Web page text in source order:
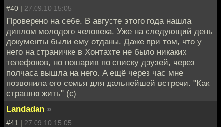
#40 | 27.09.10 15:05
Проверено на себе. В августе этого года нашла
диплом молодого человека. Уже на следующий день
документы были ему отданы. Даже при том, что у
него на страничке в Хонтахте не было никаких
телефонов, но пошарив по списку друзей, через
полчаса вышла на него. А ещё через час мне
позвонила его семья для дальнейшей встречи. "Как
страшно жить" (с)
Landadan »
#41 | 27.09.10 15:05